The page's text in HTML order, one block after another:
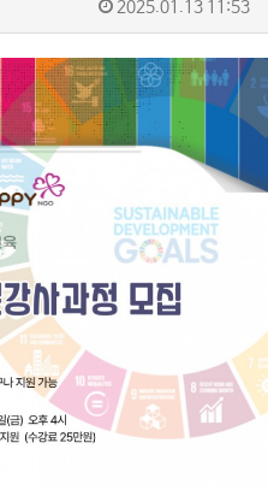
2025.01.13 11:53